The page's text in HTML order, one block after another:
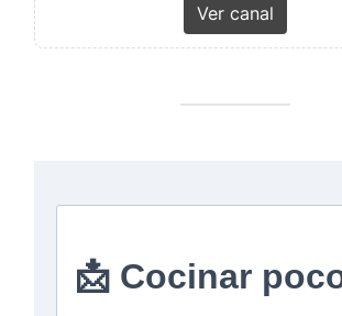
Ver canal